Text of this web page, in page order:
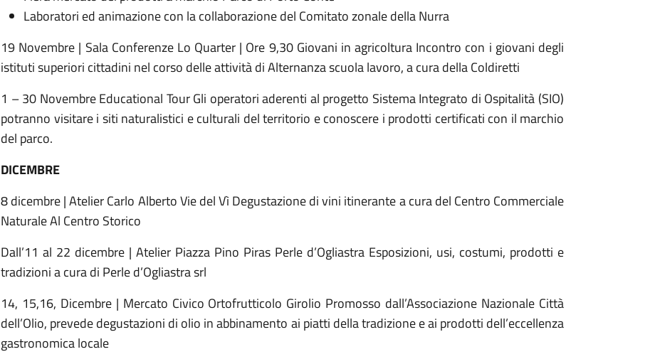
Laboratori ed animazione con la collaborazione del Comitato zonale della Nurra
19 Novembre | Sala Conferenze Lo Quarter | Ore 9,30 Giovani in agricoltura Incontro con i giovani degli
istituti superiori cittadini nel corso delle attività di Alternanza scuola lavoro, a cura della Coldiretti
1 – 30 Novembre Educational Tour Gli operatori aderenti al progetto Sistema Integrato di Ospitalità (SIO)
potranno visitare i siti naturalistici e culturali del territorio e conoscere i prodotti certificati con il marchio
del parco.
DICEMBRE
8 dicembre | Atelier Carlo Alberto Vie del Vì Degustazione di vini itinerante a cura del Centro Commerciale
Naturale Al Centro Storico
Dall’11 al 22 dicembre | Atelier Piazza Pino Piras Perle d’Ogliastra Esposizioni, usi, costumi, prodotti e
tradizioni a cura di Perle d’Ogliastra srl
14, 15,16, Dicembre | Mercato Civico Ortofrutticolo Girolio Promosso dall’Associazione Nazionale Città
dell’Olio, prevede degustazioni di olio in abbinamento ai piatti della tradizione e ai prodotti dell’eccellenza
gastronomica locale